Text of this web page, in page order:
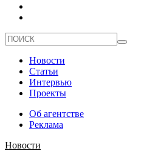
Новости
Статьи
Интервью
Проекты
Об агентстве
Реклама
Новости